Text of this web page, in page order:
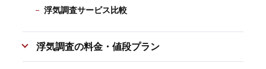
浮気調査サービス比較
浮気調査の料金・値段プラン